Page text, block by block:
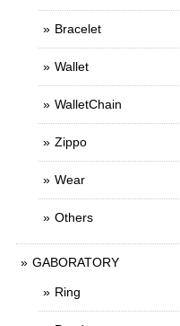
Bracelet
Wallet
WalletChain
Zippo
Wear
Others
GABORATORY
Ring